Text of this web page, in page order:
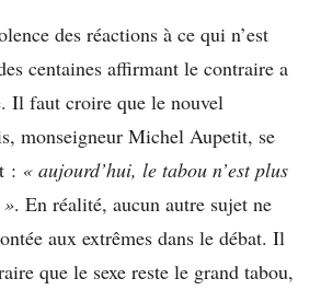
des réactions à ce qui n’est
centaines affirmant le contraire a
Il faut croire que le nouvel
monseigneur Michel Aupetit, se
: « aujourd’hui, le tabou n’est plus
. En réalité, aucun autre sujet ne
aux extrêmes dans le débat. Il
que le sexe reste le grand tabou,